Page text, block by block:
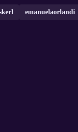
emanuelaorlandi